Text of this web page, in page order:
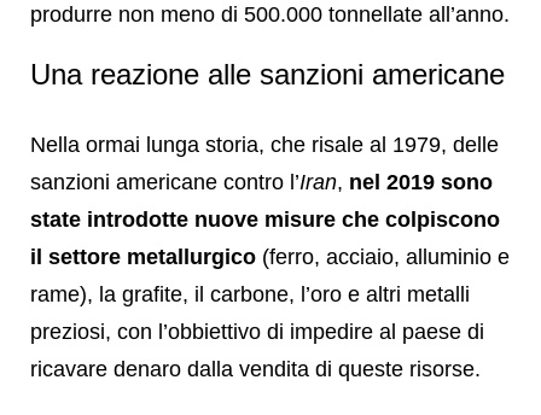
produrre non meno di 500.000 tonnellate all’anno.
Una reazione alle sanzioni americane
Nella ormai lunga storia, che risale al 1979, delle
sanzioni americane contro l’Iran, nel 2019 sono
state introdotte nuove misure che colpiscono
il settore metallurgico (ferro, acciaio, alluminio e
rame), la grafite, il carbone, l’oro e altri metalli
preziosi, con l’obbiettivo di impedire al paese di
ricavare denaro dalla vendita di queste risorse.